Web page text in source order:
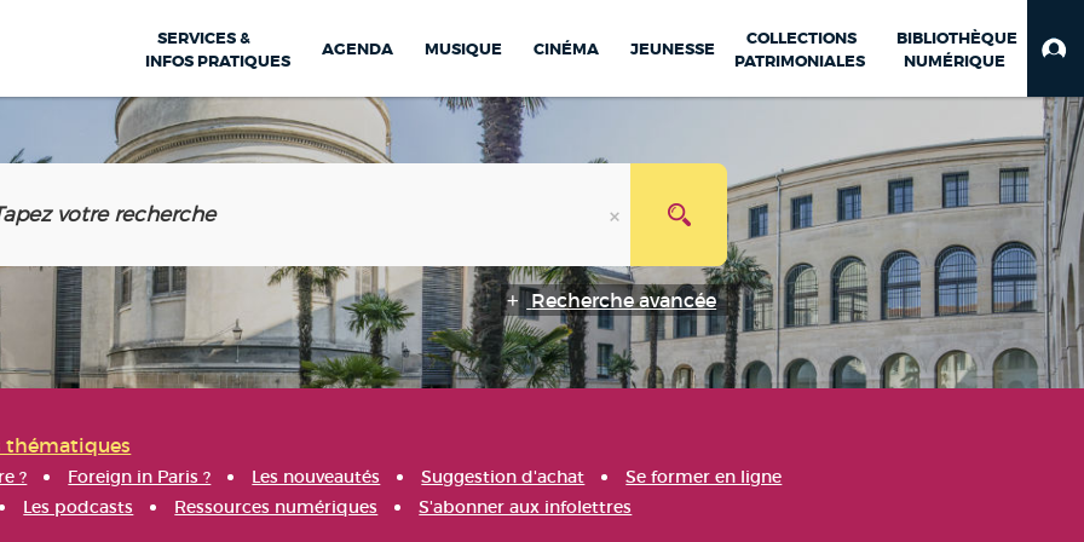
SERVICES &
INFOS PRATIQUES
AGENDA MUSIQUE CINÉMA JEUNESSE
COLLECTIONS
PATRIMONIALES
BIBLIOTHÈQUE
NUMÉRIQUE
Recherche avancée
thématiques
? Foreign in Paris ? Les nouveautés Suggestion d'achat
Se former en ligne
Les podcasts Ressources numériques S'abonner aux infolettres